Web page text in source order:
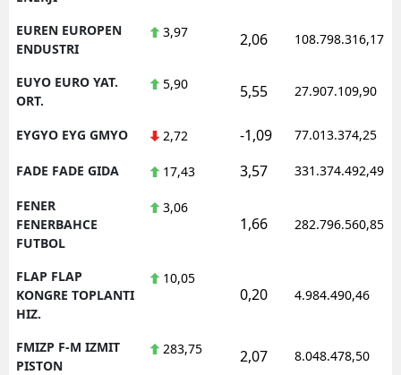
EUREN EUROPEN
ENDUSTRI
3,97 2,06 108.798.316,17
EUYO EURO YAT.
ORT.
5,90 5,55 27.907.109,90
EYGYO EYG GMYO 2,72 -1,09 77.013.374,25
FADE FADE GIDA 17,43 3,57 331.374.492,49
FENER
FENERBAHCE
FUTBOL
3,06
1,66 282.796.560,85
FLAP FLAP
KONGRE TOPLANTI
HIZ.
10,05
0,20 4.984.490,46
FMIZP F-M IZMIT
PISTON
283,75 2,07 8.048.478,50